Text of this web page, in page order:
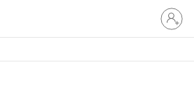
sa
k
kontu